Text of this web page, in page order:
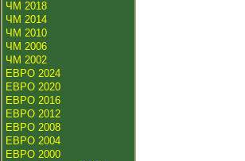
ЧМ 2018
ЧМ 2014
ЧМ 2010
ЧМ 2006
ЧМ 2002
ЕВРО 2024
ЕВРО 2020
ЕВРО 2016
ЕВРО 2012
ЕВРО 2008
ЕВРО 2004
ЕВРО 2000